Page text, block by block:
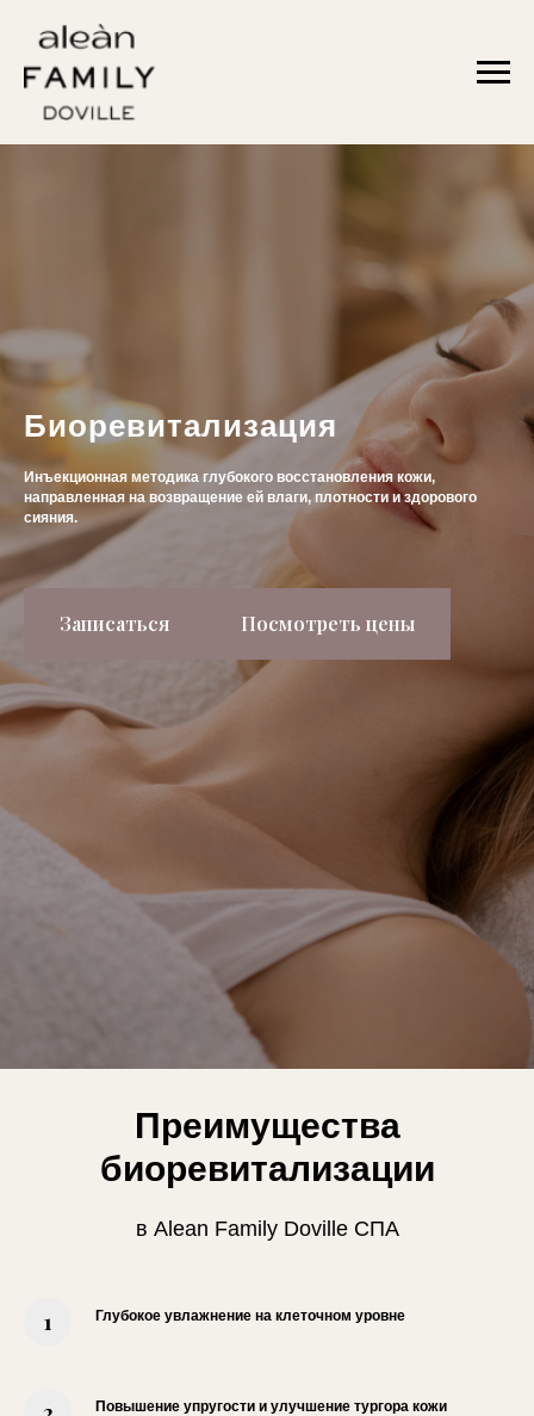
Биоревитализация
Инъекционная методика глубокого восстановления кожи,
направленная на возвращение ей влаги, плотности и здорового
сияния.
Записаться Посмотреть цены
Преимущества
биоревитализации
в Alean Family Doville СПА
Глубокое увлажнение на клеточном уровне
Повышение упругости и улучшение тургора кожи